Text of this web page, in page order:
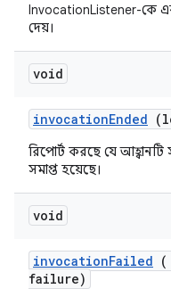
InvocationListener-কে
দেয়।
void
invocationEnded
রিপোর্ট করছে যে
সমাপ্ত হয়েছে।
void
invocationFailed (
failure)